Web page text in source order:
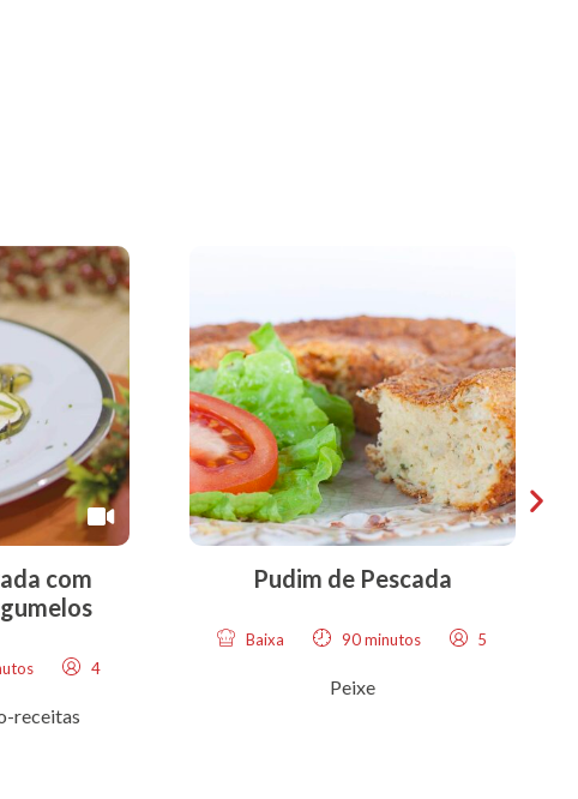
com
4
receitas
Pudim de Pescada
Baixa 90 minutos 5
Peixe